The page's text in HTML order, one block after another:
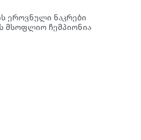
ეროვნული ნაკრები
მსოფლიო ჩემპიონია